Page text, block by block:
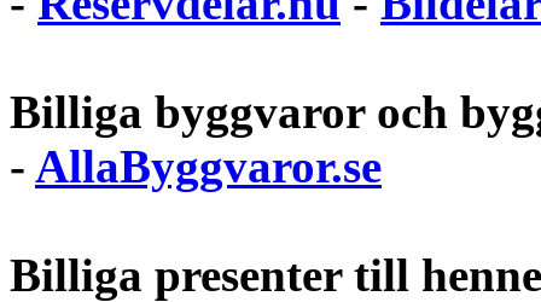
Billiga byggvaror och
- AllaByggvaror.se
Billiga presenter till